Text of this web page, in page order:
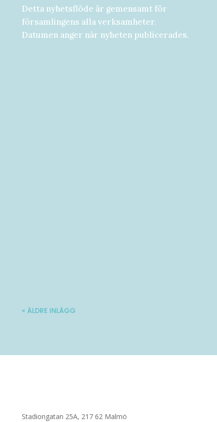
Detta nyhetsflöde är gemensamt för
församlingens alla verksamheter.
Datumen anger när nyheten publicerades.
« ÄLDRE INLÄGG
Stadiongatan 25A, 217 62 Malmö